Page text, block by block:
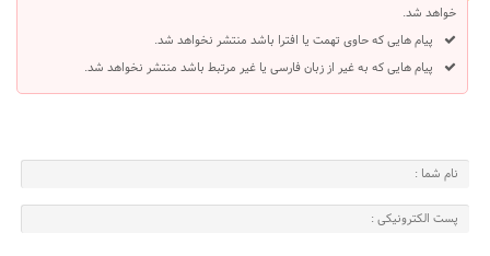
خواهد شد.
پیام هایی که حاوی تهمت یا افترا باشد منتشر نخواهد شد.
پیام هایی که به غیر از زبان فارسی یا غیر مرتبط باشد منتشر نخواهد شد.